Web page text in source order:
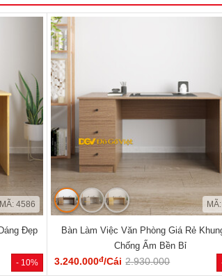
- 10%
MÃ: 4586
Đẹp
Bàn Làm Việc Văn Phòng Giá Rẻ
Chống Ẩm Bền Bỉ
3.240.000đ/Cái 2.930.000